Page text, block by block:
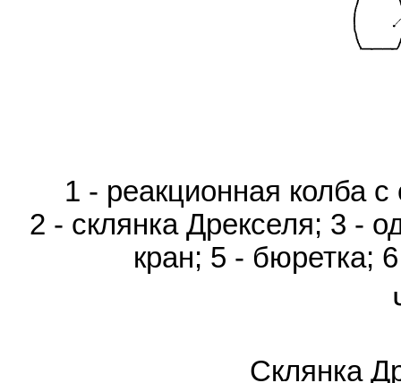
1 - реакционная колба
2 - склянка Дрекселя; 3 -
кран; 5 - бюретка;
Склянка